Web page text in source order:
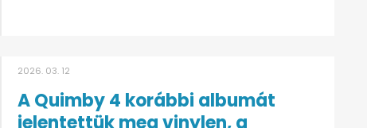
2026. 03. 12
A Quimby 4 korábbi albumát
jelentettük meg vinylen, a